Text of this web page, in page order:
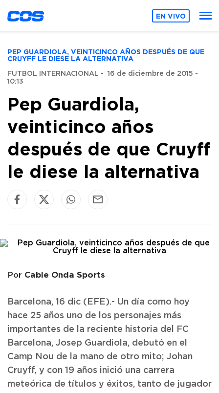
EN VIVO
PEP GUARDIOLA, VEINTICINCO AÑOS DESPUÉS DE QUE
CRUYFF LE DIESE LA ALTERNATIVA
FUTBOL INTERNACIONAL - 16 de diciembre de 2015 -
10:13
Pep Guardiola,
veinticinco años
después de que Cruyff
le diese la alternativa
Por Cable Onda Sports
Barcelona, 16 dic (EFE).- Un día como hoy
hace 25 años uno de los personajes más
importantes de la reciente historia del FC
Barcelona, Josep Guardiola, debutó en el
Camp Nou de la mano de otro mito; Johan
Cruyff, y con 19 años inició una carrera
meteórica de títulos y éxitos, tanto de jugador